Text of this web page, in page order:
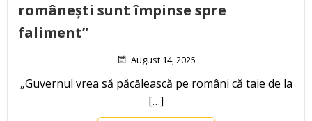
românești sunt împinse spre
faliment”
August 14, 2025
„Guvernul vrea să păcălească pe români că taie de la
[…]